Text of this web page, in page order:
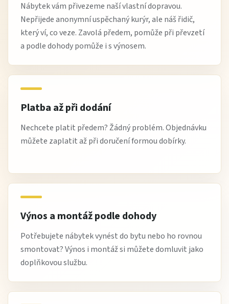
Nábytek vám přivezeme naší vlastní dopravou.
Nepřijede anonymní uspěchaný kurýr, ale náš řidič,
který ví, co veze. Zavolá předem, pomůže při převzetí
a podle dohody pomůže i s výnosem.
Platba až při dodání
Nechcete platit předem? Žádný problém. Objednávku
můžete zaplatit až při doručení formou dobírky.
Výnos a montáž podle dohody
Potřebujete nábytek vynést do bytu nebo ho rovnou
smontovat? Výnos i montáž si můžete domluvit jako
doplňkovou službu.